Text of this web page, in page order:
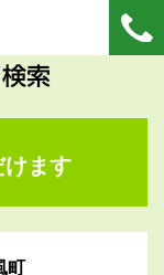
索
けます
町